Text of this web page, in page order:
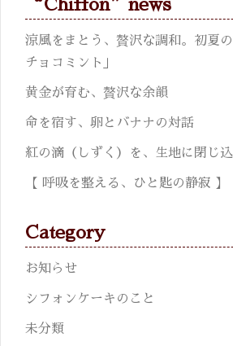
“Chiffon”news
涼風をまとう、贅沢な調和。初夏
チョコミント」
黄金が育む、贅沢な余韻
命を宿す、卵とバナナの対話
紅の滴（しずく）を、生地に閉じ
【 呼吸を整える、ひと匙の静寂 】
Category
お知らせ
シフォンケーキのこと
未分類